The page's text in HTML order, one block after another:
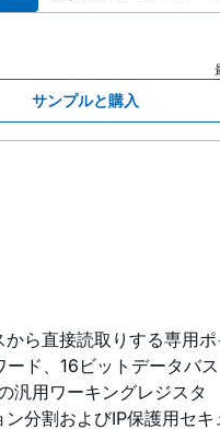
サンプルと購入
から直接読取りする専用ポ
ード、16ビットデータバス
汎用ワーキングレジスタ
ン分割およびIP保護用セ